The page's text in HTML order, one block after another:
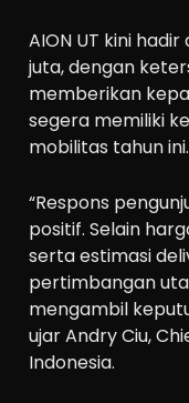
AION UT kini
juta, dengan
memberikan
segera memiliki
mobilitas tahun ini.
“Respons
positif. Selain
serta estimasi
pertimbangan
mengambil
ujar Andry Ciu,
Indonesia.